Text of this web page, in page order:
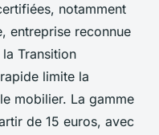
notamment
entreprise reconnue
Transition
limite la
mobilier. La gamme
de 15 euros, avec